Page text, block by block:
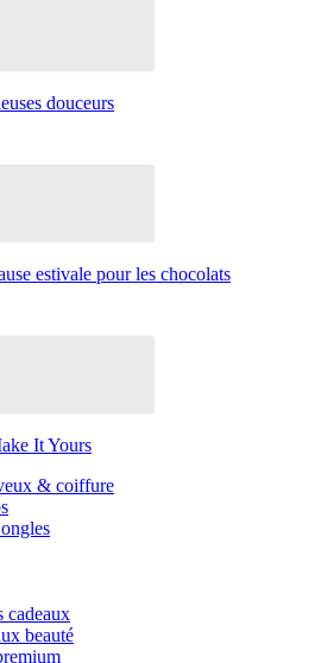
douceurs
estivale pour les chocolats
It Yours
& coiffure
cadeaux
beauté